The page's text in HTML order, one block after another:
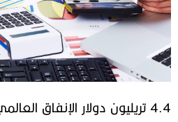
4.4 تريليون دولار الإنفاق